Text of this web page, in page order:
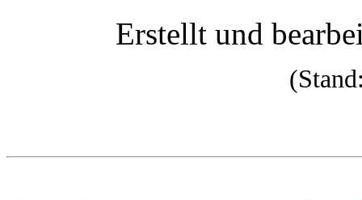
Erstellt und